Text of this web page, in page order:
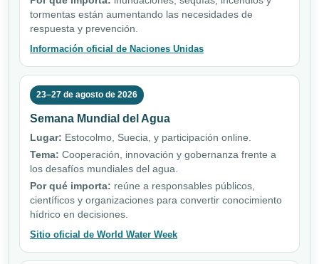
tormentas están aumentando las necesidades de
respuesta y prevención.
Información oficial de Naciones Unidas
23–27 de agosto de 2026
Semana Mundial del Agua
Lugar: Estocolmo, Suecia, y participación online.
Tema: Cooperación, innovación y gobernanza frente a
los desafíos mundiales del agua.
Por qué importa: reúne a responsables públicos,
científicos y organizaciones para convertir conocimiento
hídrico en decisiones.
Sitio oficial de World Water Week